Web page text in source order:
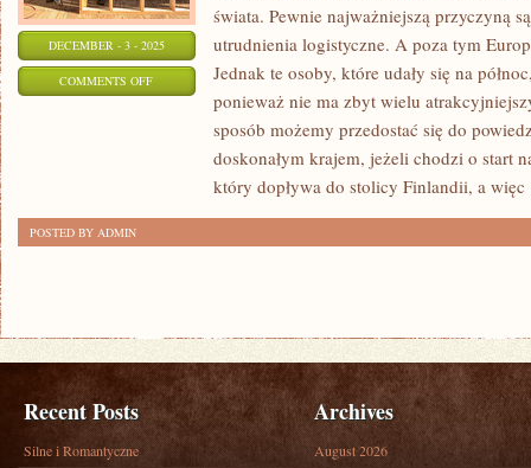
DECEMBER - 3 - 2025
COMMENTS OFFON
SKANDYNAWII!
świata. Pewnie najważniejszą przyczyną
utrudnienia logistyczne. A poza tym
Jednak te osoby, które udały się na
ponieważ nie ma zbyt wielu
sposób możemy przedostać się do
doskonałym krajem, jeżeli chodzi o start
który dopływa do stolicy Finlandii, a więc
POSTED BY ADMIN
Recent Posts
Silne i Romantyczne
Archives
August 2026